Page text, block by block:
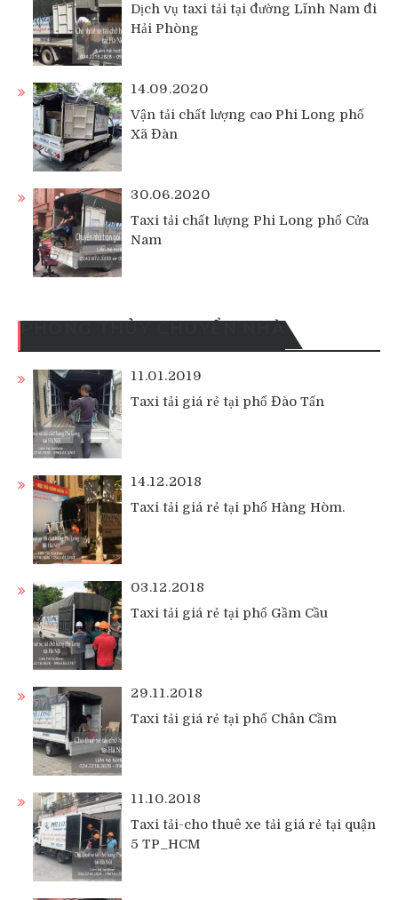
Dịch vụ taxi tải tại đường Lĩnh Nam đi
Hải Phòng
14.09.2020
Vận tải chất lượng cao Phi Long phố
Xã Đàn
30.06.2020
Taxi tải chất lượng Phi Long phố Cửa
Nam
11.01.2019
Taxi tải giá rẻ tại phố Đào Tấn
14.12.2018
Taxi tải giá rẻ tại phố Hàng Hòm.
03.12.2018
Taxi tải giá rẻ tại phố Gầm Cầu
29.11.2018
Taxi tải giá rẻ tại phố Chân Cầm
11.10.2018
Taxi tải-cho thuê xe tải giá rẻ tại quận
5 TP_HCM